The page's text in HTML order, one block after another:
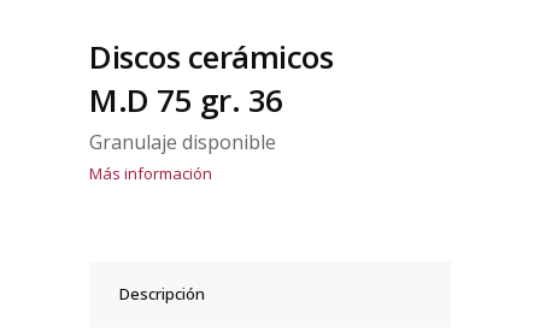
Discos cerámicos
M.D 75 gr. 36
Granulaje disponible
Más información
Descripción